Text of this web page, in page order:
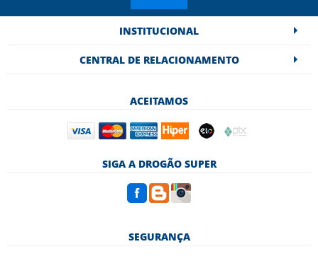
INSTITUCIONAL
CENTRAL DE RELACIONAMENTO
ACEITAMOS
SIGA A DROGÃO SUPER
SEGURANÇA